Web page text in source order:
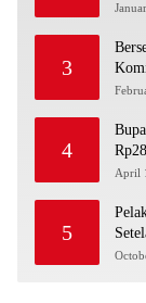
3
4
April
5